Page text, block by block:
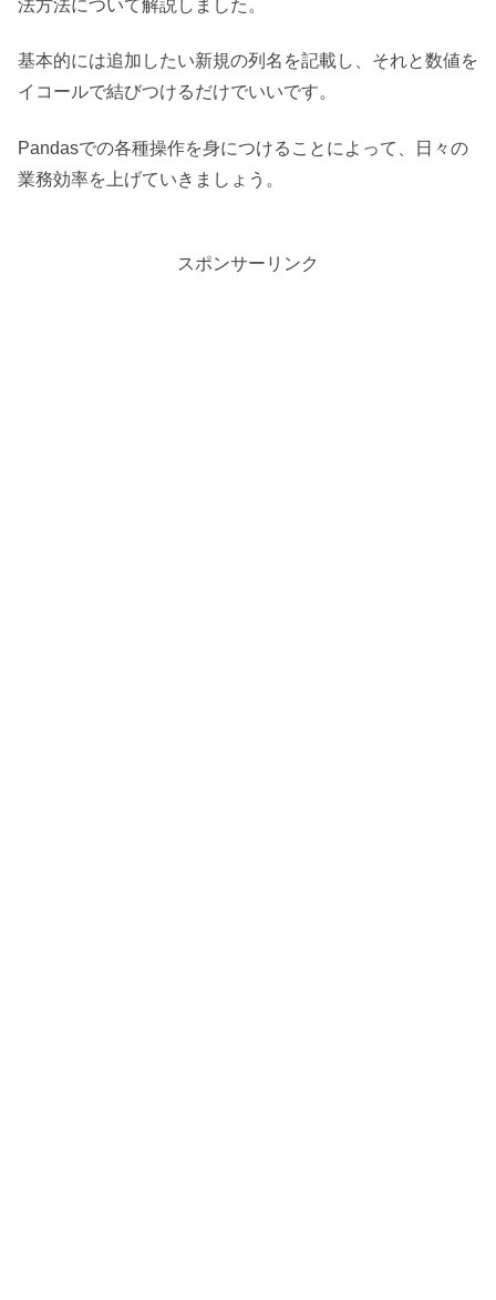
法方法について解説しました。
基本的には追加したい新規の列名を記載し、それと数値を
イコールで結びつけるだけでいいです。
Pandasでの各種操作を身につけることによって、日々の
業務効率を上げていきましょう。
スポンサーリンク